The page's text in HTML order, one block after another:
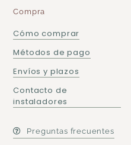
Compra
Cómo comprar
Métodos de pago
Envíos y plazos
Contacto de
instaladores
Preguntas frecuentes